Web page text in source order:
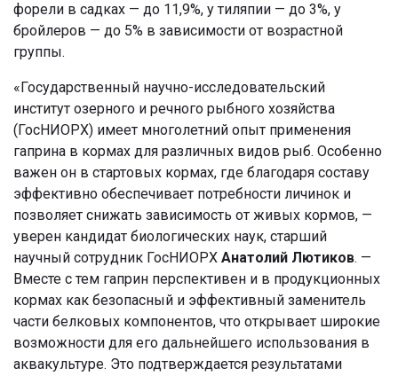
форели в садках — до 11,9%, у тиляпии — до 3%, у
бройлеров — до 5% в зависимости от возрастной
группы.
«Государственный научно-исследовательский
институт озерного и речного рыбного хозяйства
(ГосНИОРХ) имеет многолетний опыт применения
гаприна в кормах для различных видов рыб. Особенно
важен он в стартовых кормах, где благодаря составу
эффективно обеспечивает потребности личинок и
позволяет снижать зависимость от живых кормов, —
уверен кандидат биологических наук, старший
научный сотрудник ГосНИОРХ Анатолий Лютиков. —
Вместе с тем гаприн перспективен и в продукционных
кормах как безопасный и эффективный заменитель
части белковых компонентов, что открывает широкие
возможности для его дальнейшего использования в
аквакультуре. Это подтверждается результатами